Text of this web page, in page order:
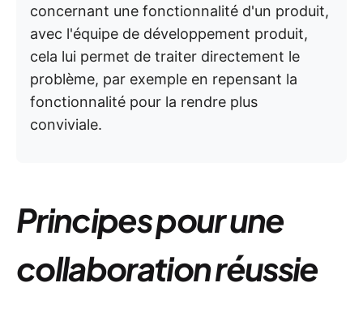
concernant une fonctionnalité d'un produit,
avec l'équipe de développement produit,
cela lui permet de traiter directement le
problème, par exemple en repensant la
fonctionnalité pour la rendre plus
conviviale.
Principes pour une
collaboration réussie